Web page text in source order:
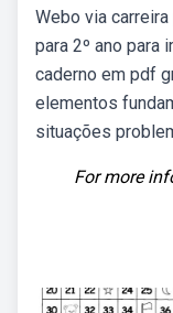
Webo via
para 2º ano para
caderno em pdf
elementos
situações
For more